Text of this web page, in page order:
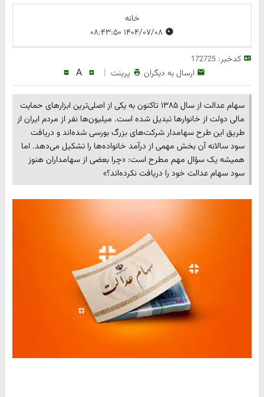
خانه
کدخبر:172725
ارسال به دیگران پرینت |
A
سهام عدالت از سال ۱۳۸۵ تاکنون به یکی از اصلی‌ترین ابزارهای حمایت
مالی دولت از خانوارها تبدیل شده است. میلیون‌ها نفر از مردم ایران از
طریق این طرح سهامدار شرکت‌های بزرگ بورسی شده‌اند و دریافت
سود سالانه آن بخش مهمی از درآمد خانواده‌ها را تشکیل می‌دهد. اما
همیشه یک سؤال مهم مطرح است: «چرا بعضی از سهامداران هنوز
سود سهام عدالت خود را دریافت نکرده‌اند؟»